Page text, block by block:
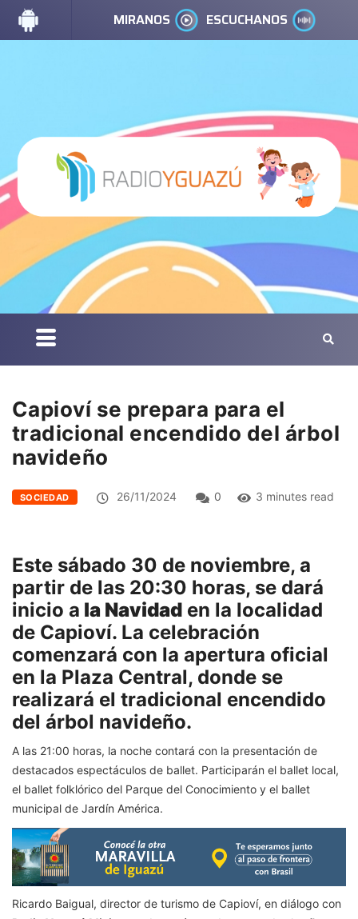
MIRANOS ESCUCHANOS
Capioví se prepara para el
tradicional encendido del árbol
navideño
SOCIEDAD 26/11/2024 0 3 minutes read
Este sábado 30 de noviembre, a
partir de las 20:30 horas, se dará
inicio a la Navidad en la localidad
de Capioví. La celebración
comenzará con la apertura oficial
en la Plaza Central, donde se
realizará el tradicional encendido
del árbol navideño.
A las 21:00 horas, la noche contará con la presentación de
destacados espectáculos de ballet. Participarán el ballet local,
el ballet folklórico del Parque del Conocimiento y el ballet
municipal de Jardín América.
Ricardo Baigual, director de turismo de Capioví, en diálogo con